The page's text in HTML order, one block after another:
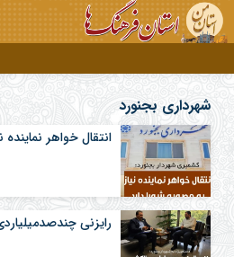
نام کاربری یا نشانی ایمیل
رمز عبور
مرا به خاطر بسپار
شهرداری بجنورد
انتقال خواهر نماینده نیاز به مصوبه شورا دارد
رایزنی